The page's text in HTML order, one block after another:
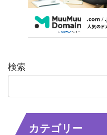
検索
カテゴリー